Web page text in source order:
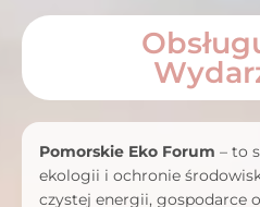
Pomorskie Eko Forum – to
ekologii i ochronie
czystej energii, gospodarce